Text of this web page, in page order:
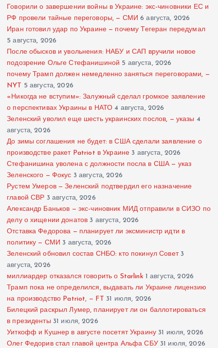
Говорили о завершении войны в Украине: экс-чиновники ЕС и
РФ провели тайные переговоры, — СМИ 6 августа, 2026
Иран готовил удар по Украине — почему Тегеран передумал
5 августа, 2026
После обысков и увольнения: НАБУ и САП вручили новое
подозрение Ольге Стефанишиной 5 августа, 2026
почему Трамп должен немедленно заняться переговорами, —
NYT 5 августа, 2026
«Никогда не вступим»: Залужный сделал громкое заявление
о перспективах Украины в НАТО 4 августа, 2026
Зеленский уволил еще шесть украинских послов, — указы 4
августа, 2026
До зимы соглашения не будет: в США сделали заявление о
производстве ракет Patriot в Украине 3 августа, 2026
Стефанишина уволена с должности посла в США — указ
Зеленского — Фокус 3 августа, 2026
Рустем Умеров — Зеленский подтвердил его назначение
главой СВР 3 августа, 2026
Александр Баньков — экс-чиновник МИД отправили в СИЗО по
делу о хищении донатов 3 августа, 2026
Отставка Федорова — планирует ли эксминистр идти в
политику — СМИ 3 августа, 2026
Зеленский обновил состав СНБО: кто покинул Совет 3
августа, 2026
миллиардер отказался говорить о Starlink 1 августа, 2026
Трамп пока не определился, выдавать ли Украине лицензию
на производство Patriot, — FT 31 июля, 2026
Билецкий раскрыл Лумер, планирует ли он баллотироваться
в президенты 31 июля, 2026
Уиткофф и Кушнер в августе посетят Украину 31 июля, 2026
Олег Федорив стал главой центра Альфа СБУ 31 июля, 2026